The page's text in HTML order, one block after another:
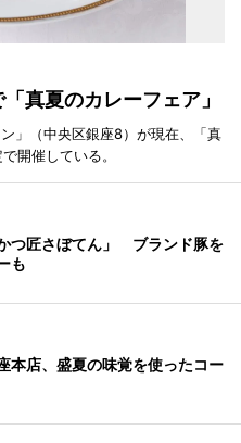
真夏のカレーフェア」
」（中央区銀座8）が現在、「真
開催している。
つ匠さぼてん」 ブランド豚を
も
本店、盛夏の味覚を使ったコー